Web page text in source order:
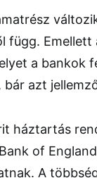
függ.
a bankok
azt
háztartás
of
A